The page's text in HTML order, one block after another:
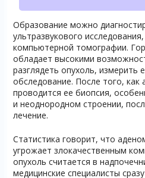
Образование можно
ультразвукового
компьютерной томографии.
обладает высокими
разглядеть опухоль, измерить
обследование. После того, как
проводится ее биопсия,
и неоднородном строении,
лечение.
Статистика говорит, что
угрожает злокачественным
опухоль считается в
медицинские специалисты